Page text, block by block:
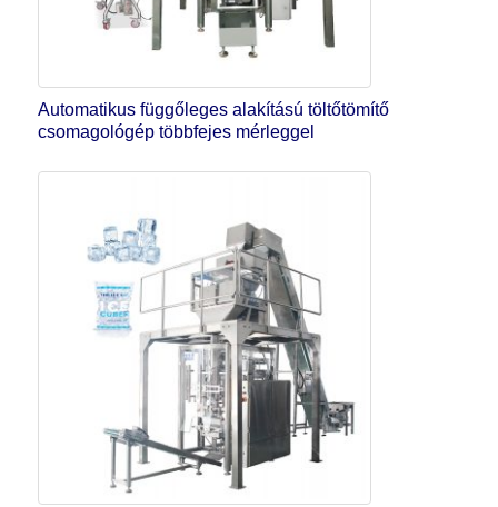
Automatikus függőleges alakítású töltőtömítő
csomagológép többfejes mérleggel